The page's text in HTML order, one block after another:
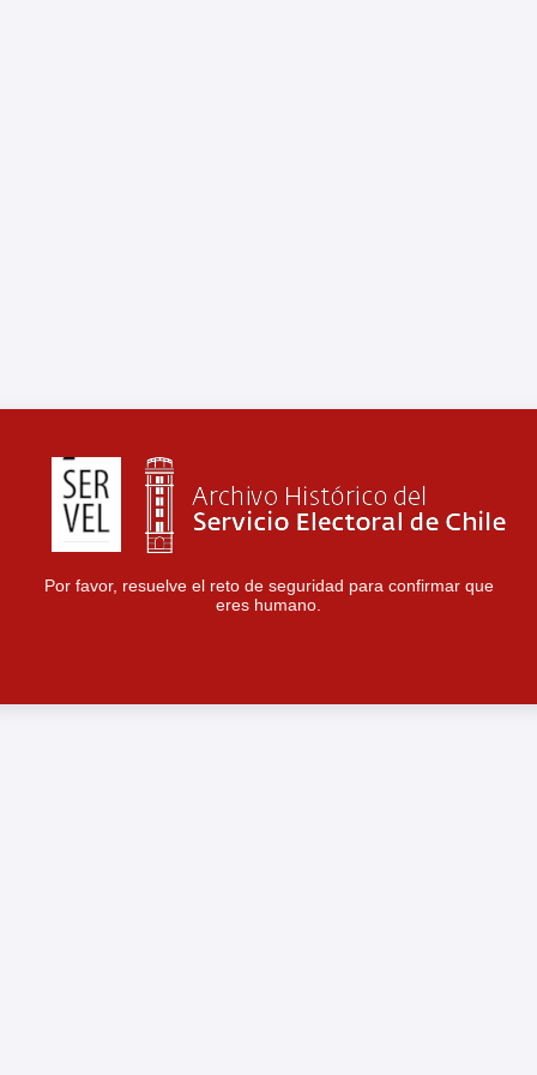
Por favor, resuelve el reto de seguridad para confirmar que
eres humano.